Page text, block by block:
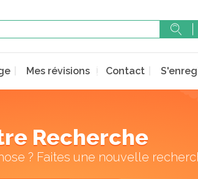
Mes révisions Contact
Recherche
? Faites une nouvelle